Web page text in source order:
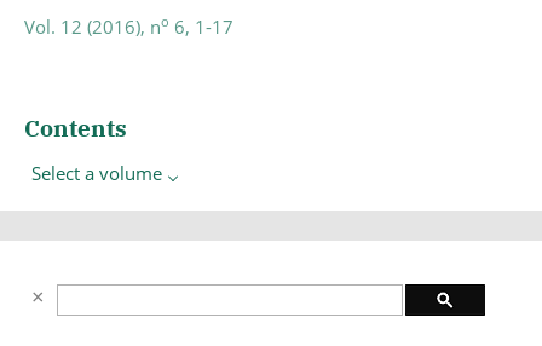
Vol. 12 (2016), no 6, 1-17
Contents
Select a volume